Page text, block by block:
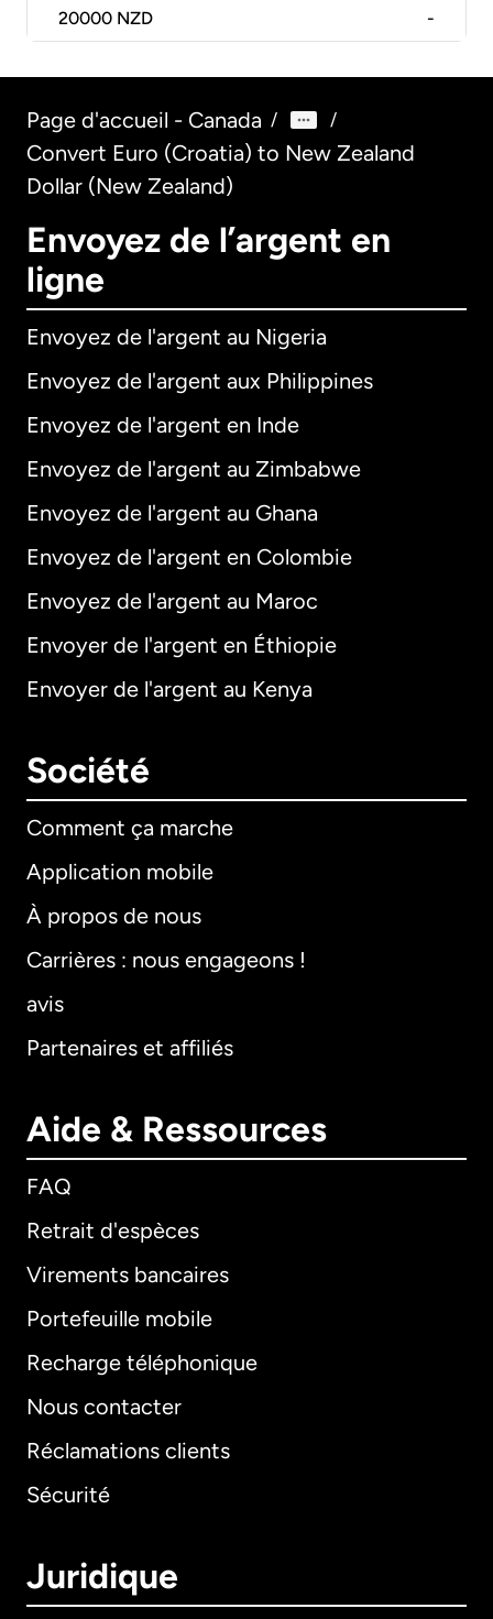
20000 NZD -
Page d'accueil - Canada / /
Convert Euro (Croatia) to New Zealand
Dollar (New Zealand)
Envoyez de l’argent en
ligne
Envoyez de l'argent au Nigeria
Envoyez de l'argent aux Philippines
Envoyez de l'argent en Inde
Envoyez de l'argent au Zimbabwe
Envoyez de l'argent au Ghana
Envoyez de l'argent en Colombie
Envoyez de l'argent au Maroc
Envoyer de l'argent en Éthiopie
Envoyer de l'argent au Kenya
Société
Comment ça marche
Application mobile
À propos de nous
Carrières : nous engageons !
avis
Partenaires et affiliés
Aide & Ressources
FAQ
Retrait d'espèces
Virements bancaires
Portefeuille mobile
Recharge téléphonique
Nous contacter
Réclamations clients
Sécurité
Juridique